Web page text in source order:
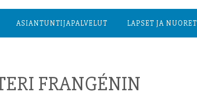
ASIANTUNTIJA­PALVELUT LAPSET JA NUORET
FRANGÉNIN